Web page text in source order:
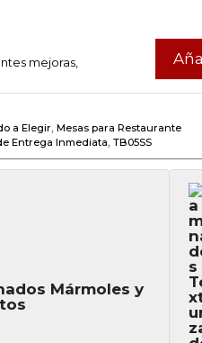
mejoras,
a Elegir, Mesas para Restaurante
Entrega Inmediata, TB05SS
Mármoles y